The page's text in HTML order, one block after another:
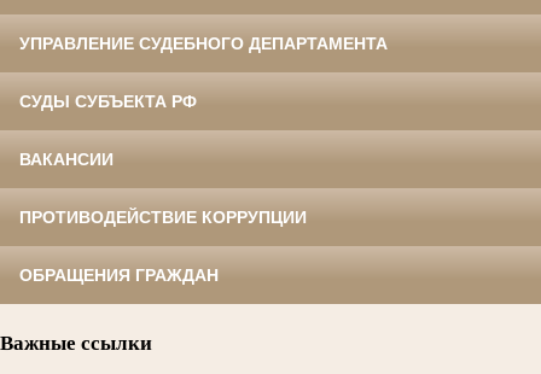
УПРАВЛЕНИЕ СУДЕБНОГО ДЕПАРТАМЕНТА
СУДЫ СУБЪЕКТА РФ
ВАКАНСИИ
ПРОТИВОДЕЙСТВИЕ КОРРУПЦИИ
ОБРАЩЕНИЯ ГРАЖДАН
Важные ссылки